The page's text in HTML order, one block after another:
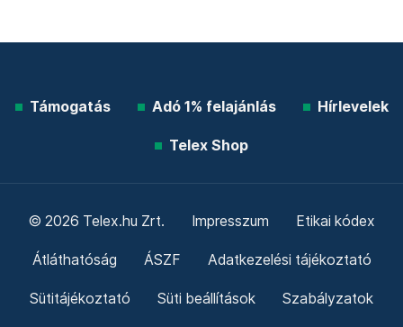
Támogatás Adó 1% felajánlás Hírlevelek
Telex Shop
© 2026 Telex.hu Zrt. Impresszum Etikai kódex
Átláthatóság ÁSZF Adatkezelési tájékoztató
Sütitájékoztató Süti beállítások Szabályzatok